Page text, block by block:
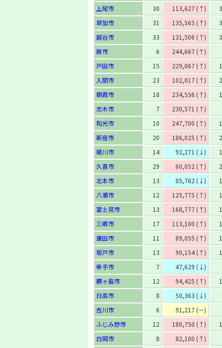
上尾市
30 113,627 (↑)
草加市
31 135,565 (↑)
越谷市
33 131,506 (↑)
蕨市
6
244,667 (↑)
戸田市
15 229,067 (↑)
入間市
23 102,017 (↑)
朝霞市
18 234,556 (↑)
志木市
7
230,571 (↑)
和光市
10 247,700 (↑)
新座市
20 186,025 (↑)
桶川市
14 92,271 (↓)
久喜市
29 60,052 (↑)
北本市
13 85,762 (↓)
八潮市
12 125,775 (↑)
富士見市
13 168,777 (↑)
三郷市
17 113,100 (↑)
蓮田市
11 89,055 (↑)
坂戸市
13 90,154 (↑)
幸手市
7
47,629 (↓)
鶴ヶ島市
12 94,425 (↑)
日高市
8
50,363 (↓)
吉川市
6
91,217 (－)
ふじみ野市
12 180,750 (↑)
白岡市
8
82,100 (↑)